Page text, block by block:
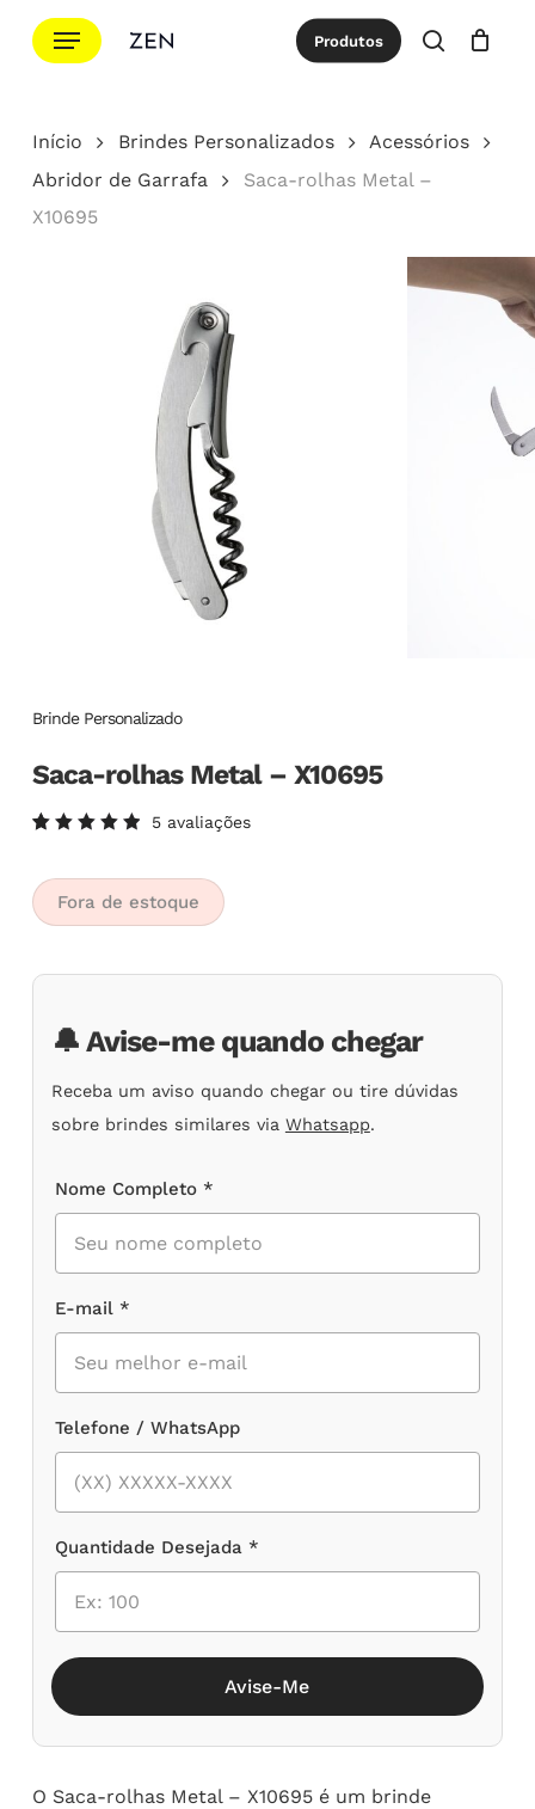
para
principal
Menu Produtos
procurar
Cotação Close
Início Brindes Personalizados
Acessórios
Abridor de Garrafa
Saca-rolhas Metal –
X10695
Brinde Personalizado
Saca-rolhas Metal – X10695
5.00de
5, com
baseado
em
clientes
5avaliações
Fora de estoque
🔔 Avise-me quando chegar
Receba um aviso quando chegar ou tire dúvidas
sobre brindes similares via Whatsapp.
Nome Completo *
E-mail *
Telefone / WhatsApp
Quantidade Desejada *
Avise-Me
O Saca-rolhas Metal – X10695 é um brinde